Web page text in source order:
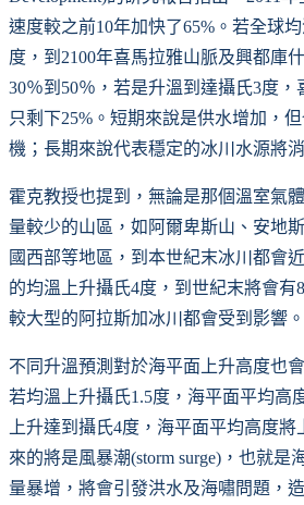
速度較之前10年加快了65%。若全球
度，到2100年喜馬拉雅山脈及興都庫
30％到50％，若是升溫到達攝氏3度
只剩下25%。短期來說是供水增加，
機；長期來說代表穩定的冰川水源將
霍克教授也提到，無論是那個溫室氣
量較少的山區，如阿爾卑斯山、安地
國西部等地區，到本世紀末冰川都會
的均溫上升攝氏4度，到世紀末將會有
較大型的阿拉斯加冰川都會受到影響。
不同升溫預測對於海平面上升高度也
若均溫上升攝氏1.5度，海平面平均高
上升達到攝氏4度，海平面平均高度
來的將是風暴潮(storm surge)，也就是
量暴增，將會引發洪水及海嘯問題，